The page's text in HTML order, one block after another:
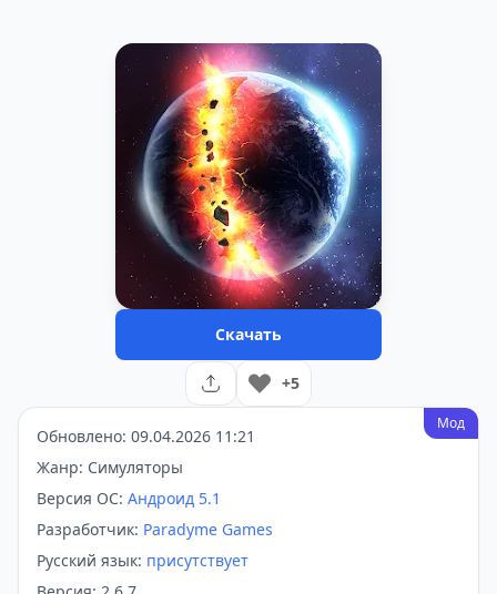
Скачать
+5
Мод
Обновлено: 09.04.2026 11:21
Жанр: Симуляторы
Версия ОС: Андроид 5.1
Разработчик: Paradyme Games
Русский язык: присутствует